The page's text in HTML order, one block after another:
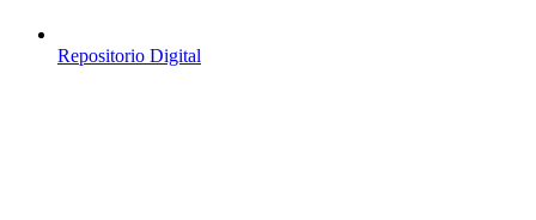
Repositorio Digital